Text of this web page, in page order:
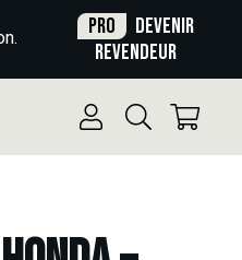
Pro
Devenir
revendeur